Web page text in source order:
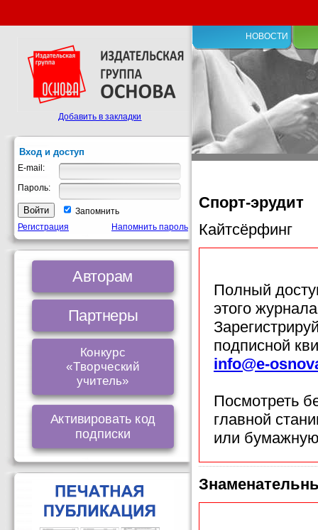
НОВОСТИ
Спорт-эрудит
Кайтсёрфинг
Полный
этого
подписной
info@e-
Посмотреть
главной
или
Добавить в закладки
Вход и доступ
E-mail:
Пароль:
Запомнить
Регистрация
Напомнить пароль
Авторам
Партнеры
Конкурс
«Творческий
учитель»
Активировать код
подписки